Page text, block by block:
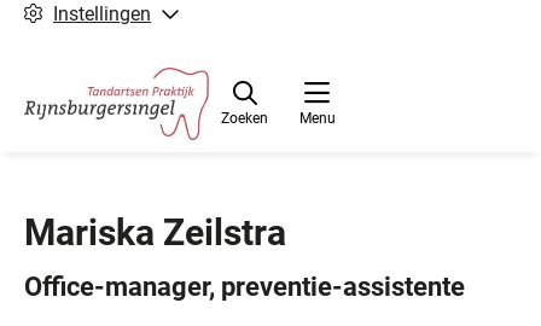
Instellingen
Menu
Zoeken
Mariska Zeilstra
Office-manager, preventie-assistente